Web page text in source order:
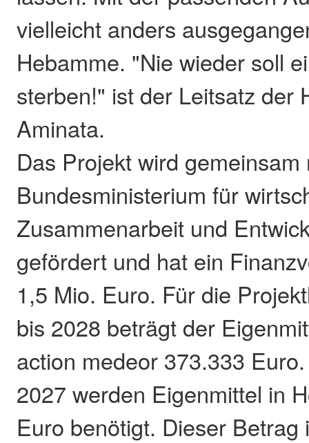
vielleicht anders
Hebamme. "Nie wieder soll
sterben!" ist der Leitsatz der
Aminata.
Das Projekt wird gemeinsam
Bundesministerium für
Zusammenarbeit und
gefördert und hat ein
1,5 Mio. Euro. Für die
bis 2028 beträgt der
action medeor 373.333
2027 werden Eigenmittel in
Euro benötigt. Dieser Betrag